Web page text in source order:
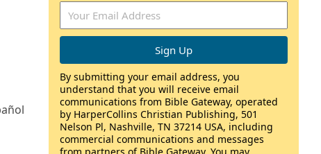
By submitting your email address, you
understand that you will receive email
communications from Bible Gateway, operated
by HarperCollins Christian Publishing, 501
Nelson Pl, Nashville, TN 37214 USA, including
commercial communications and messages